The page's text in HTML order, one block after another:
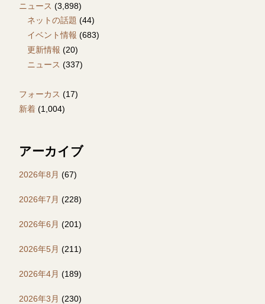
ニュース (3,898)
ネットの話題 (44)
イベント情報 (683)
更新情報 (20)
ニュース (337)
フォーカス (17)
新着 (1,004)
アーカイブ
2026年8月 (67)
2026年7月 (228)
2026年6月 (201)
2026年5月 (211)
2026年4月 (189)
2026年3月 (230)